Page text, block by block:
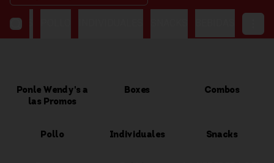
Ponle Wendy's a
las Promos
Boxes Combos
Pollo Individuales Snacks